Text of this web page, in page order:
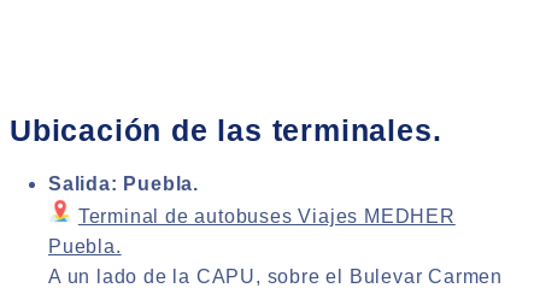
Ubicación de las terminales.
Salida: Puebla.
Terminal de autobuses Viajes MEDHER
Puebla.
A un lado de la CAPU, sobre el Bulevar Carmen